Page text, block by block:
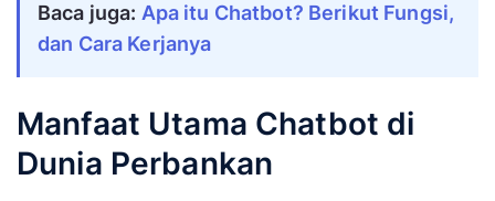
Baca juga: Apa itu Chatbot? Berikut Fungsi,
dan Cara Kerjanya
Manfaat Utama Chatbot di
Dunia Perbankan